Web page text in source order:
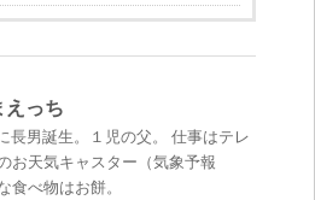
っち
長男誕生。１児の父。 仕事はテレ
お天気キャスター（気象予報
食べ物はお餅。